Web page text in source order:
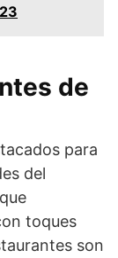
de
para
del
toques
son